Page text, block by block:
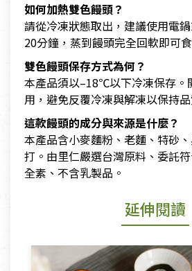
如何加熱雙色饅頭？
請從冷凍狀態取出，建議使用電
20分鐘，蒸到饅頭完全回軟即可
雙色饅頭保存方式為何？
本產品須以–18℃以下冷凍保存。
用，避免反覆冷凍與解凍以保持
這款饅頭的成分與來源是什麼？
本產品含小麥麵粉、老麵、特砂
打。由里仁嚴選台灣原料、委託
全素、不含乳製品。
延伸閱讀